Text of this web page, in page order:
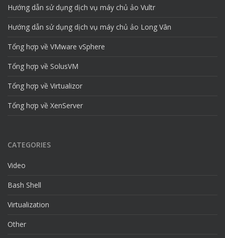
Hướng dẫn sử dụng dịch vụ máy chủ ảo Vultr
Hướng dẫn sử dụng dịch vụ máy chủ ảo Long Vân
Tổng hợp về VMware vSphere
Tổng hợp về SolusVM
Tổng hợp về Virtualizor
Tổng hợp về XenServer
CATEGORIES
Video
Bash Shell
Virtualization
Other